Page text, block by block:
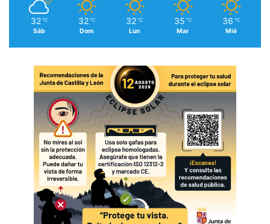
32 ℃
Sáb
32 ℃
Dom
32 ℃
Lun
35 ℃
Mar
36 ℃
Mié